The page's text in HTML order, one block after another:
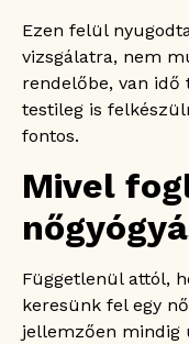
szeretettel
Gyakran
nőgyógyászat
Hüvelyi
hétvégén
Mi
beavatkozást
Pozitív
elegendő a
Ezen felül
vizsgálatra, nem
rendelőbe, van idő
testileg is
fontos.
Mivel
Függetlenül attól,
keresünk fel egy
jellemzően mindig